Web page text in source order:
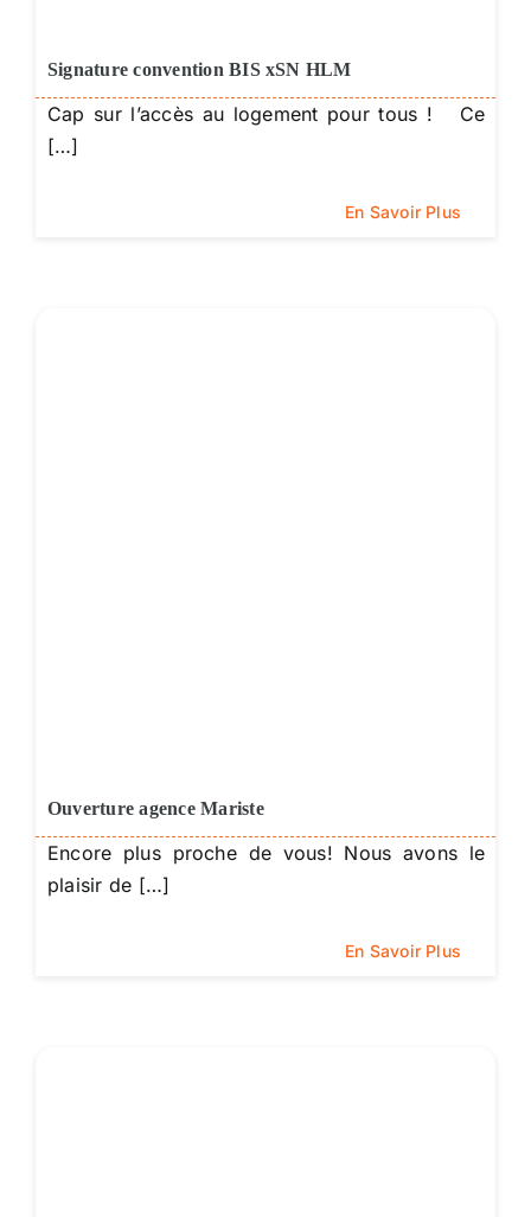
Signature convention BIS xSN HLM
Cap sur l’accès au logement pour tous ! Ce
[…]
En Savoir Plus
Ouverture agence Mariste
Encore plus proche de vous! Nous avons le
plaisir de […]
En Savoir Plus